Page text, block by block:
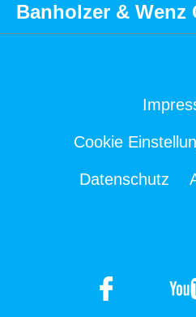
Banholzer & Wenz
Cookie
Datenschutz